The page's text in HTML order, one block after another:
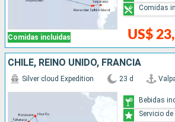
Comidas incluidas US$
Comidas
CHILE, REINO UNIDO, FRANCIA
Silver cloud Expedition 23 d
Bebidas
Servicio